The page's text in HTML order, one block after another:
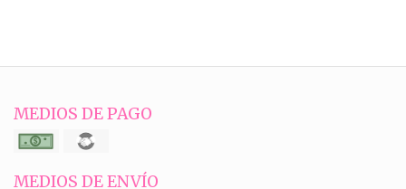
MEDIOS DE PAGO
MEDIOS DE ENVÍO